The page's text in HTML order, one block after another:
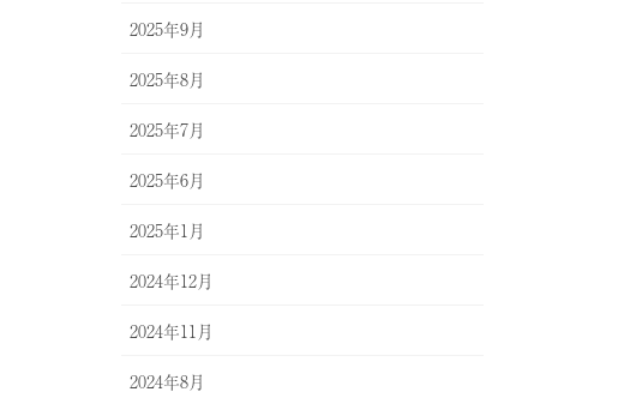
2025年9月
2025年8月
2025年7月
2025年6月
2025年1月
2024年12月
2024年11月
2024年8月